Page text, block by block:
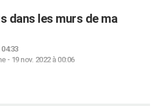
dans les murs de ma
- 19 nov. 2022 à 00:06